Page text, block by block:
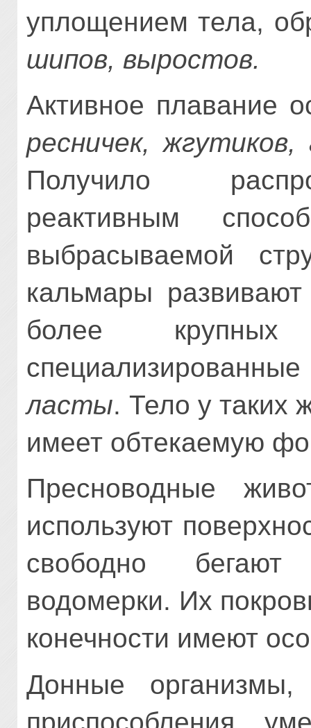
уплощением тела,
шипов, выростов.
Активное плавание
ресничек,
Получило
реактивным
выбрасываемой
кальмары
более
ласты. Тело у таких
имеет обтекаемую
Пресноводные
используют
свободно бегают
водомерки. Их
конечности имеют
Донные организмы,
приспособления,